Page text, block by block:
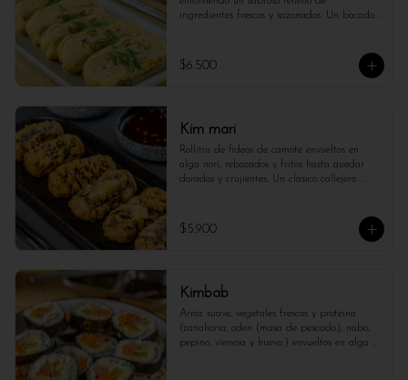
ingredientes frescos y sazonados. Un bocado
$6.500
Kim mari
Rollitos de fideos de camote envueltos en
alga nori, rebozados y fritos hasta quedar
dorados y crujientes. Un clásico callejero
$5.900
Kimbab
Arroz suave, vegetales frescos y proteína
(zanahoria, oden (masa de pescado), nabo,
pepino, vienesa y huevo.) envueltos en alga